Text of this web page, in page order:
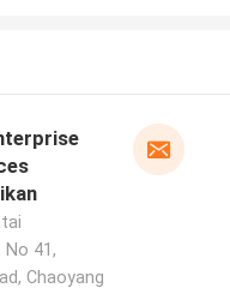
No 41,
Chaoyang